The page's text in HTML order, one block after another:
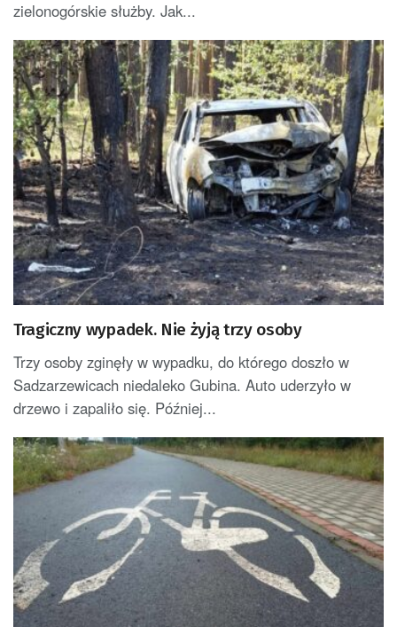
zielonogórskie służby. Jak...
Tragiczny wypadek. Nie żyją trzy osoby
Trzy osoby zginęły w wypadku, do którego doszło w
Sadzarzewicach niedaleko Gubina. Auto uderzyło w
drzewo i zapaliło się. Później...